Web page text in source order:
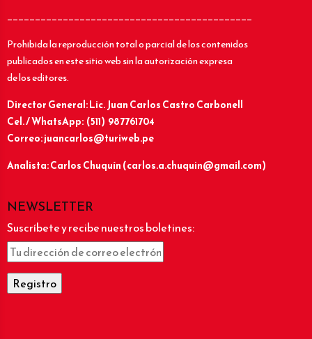
____________________________________________
Prohibida la reproducción total o parcial de los contenidos
publicados en este sitio web sin la autorización expresa
de los editores.
Director General: Lic.Juan Carlos Castro Carbonell
Cel. / WhatsApp: (511) 987761704
Correo: juancarlos@turiweb.pe
Analista: Carlos Chuquín (carlos.a.chuquin@gmail.com)
NEWSLETTER
Suscríbete y recibe nuestros boletines: